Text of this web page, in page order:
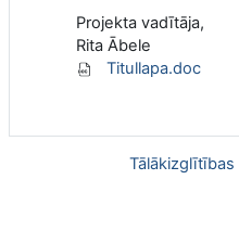
Projekta vadītāja,
Rita Ābele
Titullapa.doc